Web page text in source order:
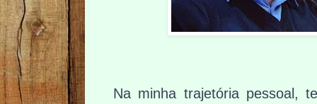
Na minha trajetória pessoal,